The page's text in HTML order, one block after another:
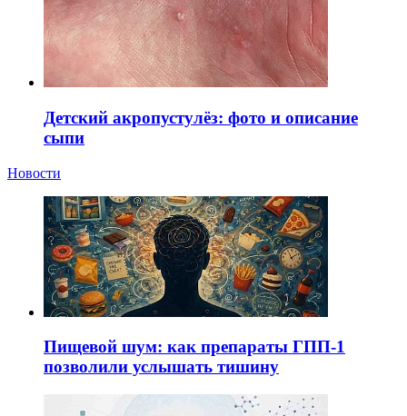
Детский акропустулёз: фото и описание
сыпи
Новости
Пищевой шум: как препараты ГПП-1
позволили услышать тишину